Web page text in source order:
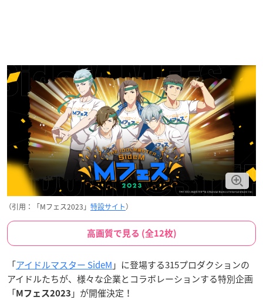
（引用：「Mフェス2023」 特設サイト）
高画質で見る (全12枚)
「アイドルマスター SideM 」に登場する315プロダクションの
アイドルたちが、様々な企業とコラボレーションする特別企画
「Mフェス2023 」が開催決定！